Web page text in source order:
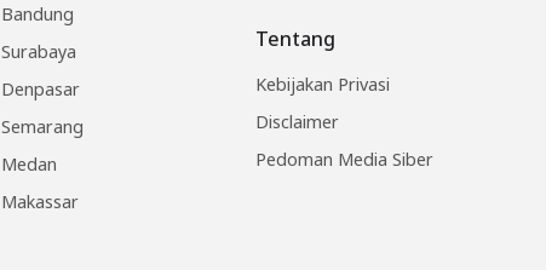
Bandung
Surabaya
Denpasar
Semarang
Medan
Makassar
Tentang
Kebijakan Privasi
Disclaimer
Pedoman Media Siber